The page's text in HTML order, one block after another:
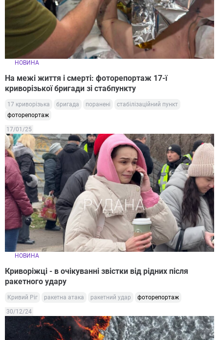
НОВИНА
На межі життя і смерті: фоторепортаж 17-ї
криворізької бригади зі стабпункту
17 криворізька бригада поранені
стабілізаційний пункт
фоторепортаж
17/01/25
НОВИНА
Криворіжці - в очікуванні звістки від рідних після
ракетного удару
Кривий Ріг ракетна атака ракетний удар фоторепортаж
30/12/24